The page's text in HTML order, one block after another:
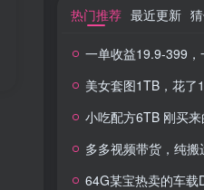
热门推荐 最近更新
一单收益19.9-399，一个蓝海冷门
美女套图1TB，花了
小吃配方6TB 刚买来
多多视频带货，纯搬运一个月
64G某宝热卖的车载DJ音